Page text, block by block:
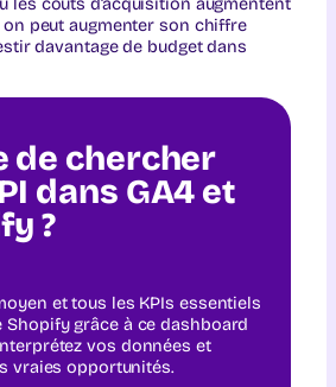
les coûts d’acquisition augmentent
on peut augmenter son chiffre
davantage de budget dans
de chercher
dans GA4 et
?
et tous les KPIs essentiels
grâce à ce dashboard
vos données et
vraies opportunités.